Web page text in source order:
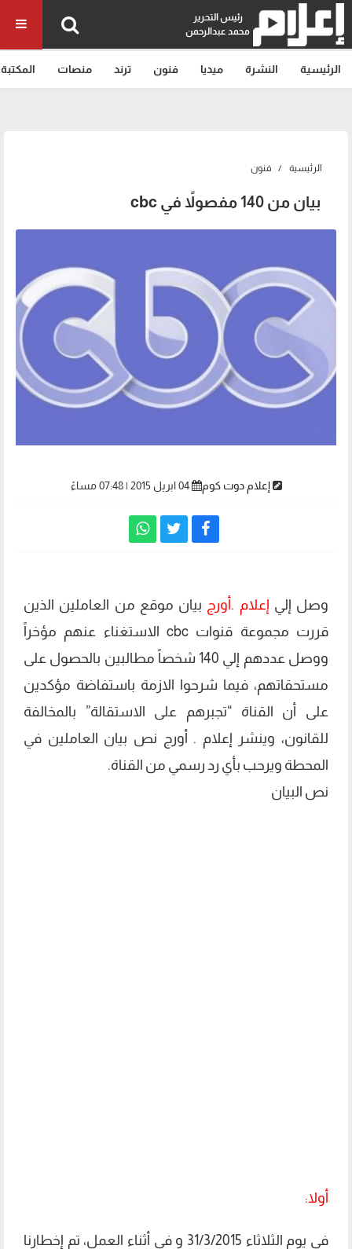
رئيس التحرير
محمد عبدالرحمن
الرئيسية النشرة ميديا فنون ترند منصات المكتبة
الرئيسية فنون
بيان من 140 مفصولاً في cbc
إعلام دوت كوم 04 ابريل 2015 | 07:48 مساءً
وصل إلي إعلام .أورج بيان موقع من العاملين الذين
قررت مجموعة قنوات cbc الاستغناء عنهم مؤخراً
ووصل عددهم إلي 140 شخصاً مطالبين بالحصول على
مستحقاتهم، فيما شرحوا الازمة باستفاضة مؤكدين
على أن القناة “تجبرهم على الاستقالة” بالمخالفة
للقانون، وينشر إعلام . أورج نص بيان العاملين في
المحطة ويرحب بأي رد رسمي من القناة.
نص البيان
أولا:
في يوم الثلاثاء 31/3/2015 و في أثناء العمل، تم إخطارنا